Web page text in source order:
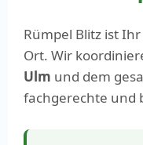
Rümpel Blitz ist
Ort. Wir
Ulm und dem
fachgerechte und